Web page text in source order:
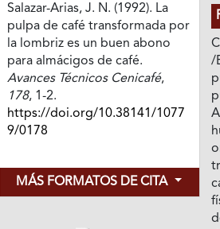
Salazar-Arias, J. N. (1992). La
pulpa de café transformada por
la lombriz es un buen abono
para almácigos de café.
Avances Técnicos Cenicafé,
178, 1-2.
https://doi.org/10.38141/1077
9/0178
MÁS FORMATOS DE CITA
/